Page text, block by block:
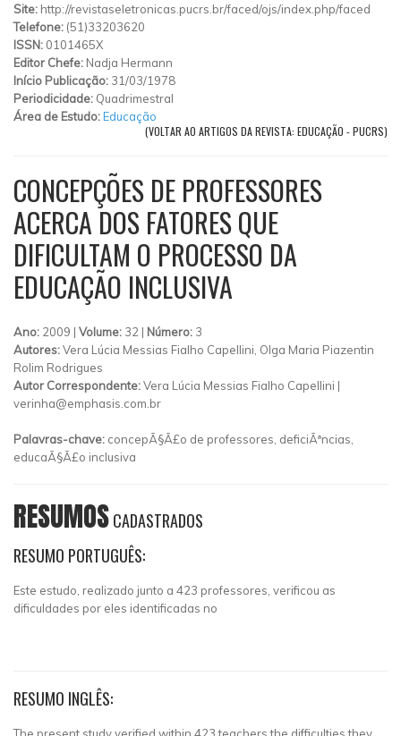
Site: http://revistaseletronicas.pucrs.br/faced/ojs/index.php/faced
Telefone: (51)33203620
ISSN: 0101465X
Editor Chefe: Nadja Hermann
Início Publicação: 31/03/1978
Periodicidade: Quadrimestral
Área de Estudo:Educação
(VOLTAR AO ARTIGOS DA REVISTA: EDUCAÇÃO - PUCRS)
CONCEPÇÕES DE PROFESSORES
ACERCA DOS FATORES QUE
DIFICULTAM O PROCESSO DA
EDUCAÇÃO INCLUSIVA
Ano: 2009 | Volume: 32 | Número: 3
Autores:Vera Lúcia Messias Fialho Capellini, Olga Maria Piazentin
Rolim Rodrigues
Autor Correspondente:Vera Lúcia Messias Fialho Capellini |
verinha@emphasis.com.br
Palavras-chave: concepÃ§Ã£o de professores, deficiÃªncias,
educaÃ§Ã£o inclusiva
RESUMOSCADASTRADOS
RESUMO PORTUGUÊS:
Este estudo, realizado junto a 423 professores, verificou as
dificuldades por eles identificadas no
RESUMO INGLÊS:
The present study verified within 423 teachers the difficulties they